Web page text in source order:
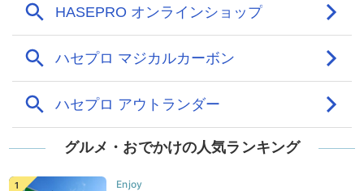
グルメ・おでかけの人気ランキング